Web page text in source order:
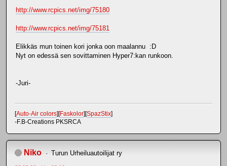
http://www.rcpics.net/img/75180
http://www.rcpics.net/img/75181
Elikkäs mun toinen kori jonka oon maalannu :D
Nyt on edessä sen sovittaminen Hyper7:kan runkoon.
-Juri-
[Auto-Air colors][Faskolor][SpazStix]
-F.B-Creations PKSRCA
Niko Turun Urheiluautoilijat ry